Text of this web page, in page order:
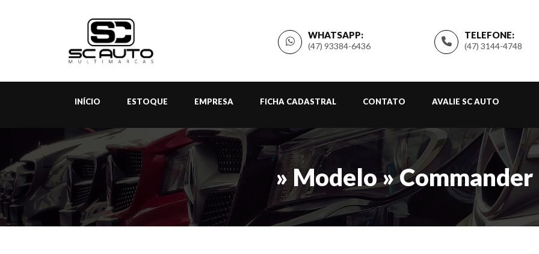
TELEFONE:
(47) 3144-4748
WHATSAPP:
(47) 93384-6436
INÍCIO ESTOQUE EMPRESA FICHA CADASTRAL CONTATO AVALIE SC AUTO
» Modelo » Commander